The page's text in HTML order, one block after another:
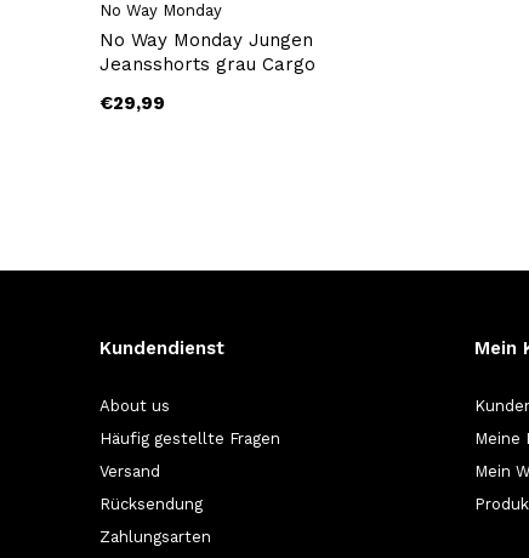
No Way Monday
No Way Monday Jungen
Jeansshorts grau Cargo
€29,99
Kundendienst
About us
Häufig gestellte Fragen
Versand
Rücksendung
Zahlungsarten
Mein
Meine
Mein